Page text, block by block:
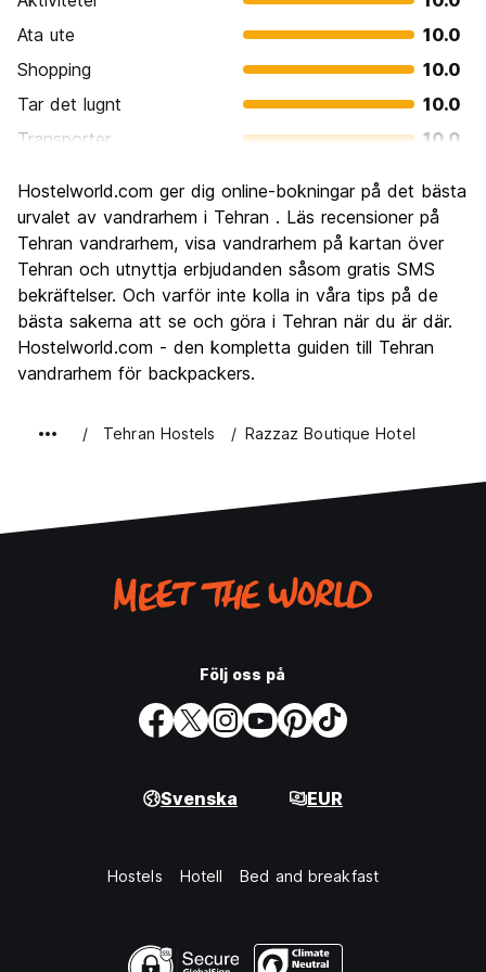
Gratis höghastighets-Wi-Fi
Gratis frukostbuffé ingår
Gratis te och kaffe hela dagen
Genom att samla faciliteterna på ett modernt hotell i Arian
Hostel, lägger vårt team alla ansträngningar på att ge dig
en trevlig och bekväm vistelse.
Det här är vad vi erbjuder:
41 bäddar på en 650 kvadratmeter stor yta som ger dig
tillräckligt med utrymme och utrymme
Fjäderkuddar
Eluttag, arbetslampa och hängare bredvid varje säng
Businesscenter
innergården och på takterrassen)
Husdjur är välkomna
detta erbjuder vi:
Värdeskåp i receptionen om du vill förvara några
Ata ute
10.0
Shopping
10.0
Tar det lugnt
10.0
Transporter
10.0
Kultur
10.0
Festa
2.0
Värde för pengarna
10.0
Hostelworld.com ger dig online-bokningar på det bästa
urvalet av vandrarhem i Tehran . Läs recensioner på
Tehran vandrarhem, visa vandrarhem på kartan över
Tehran och utnyttja erbjudanden såsom gratis SMS
bekräftelser. Och varför inte kolla in våra tips på de
bästa sakerna att se och göra i Tehran när du är där.
Hostelworld.com - den kompletta guiden till Tehran
vandrarhem för backpackers.
Tehran Hostels Razzaz Boutique Hotel
Följ oss på
Svenska EUR
Hostels Hotell Bed and breakfast